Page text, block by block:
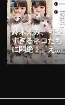
鈴木えみ、可愛
すぎるネコたち
に悶絶！「えみ
ちぃも猫ちゃん
も可愛いです」